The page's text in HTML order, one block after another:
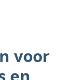
voor